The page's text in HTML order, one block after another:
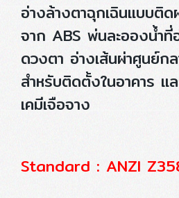
อ่างล้างตาฉุกเฉินแบบติ
จาก ABS พ่นละอองน้ำ
ดวงตา อ่างเส้นผ่าศูนย์ก
สำหรับติดตั้งในอาคาร แ
เคมีเจือจาง
Standard : ANZI